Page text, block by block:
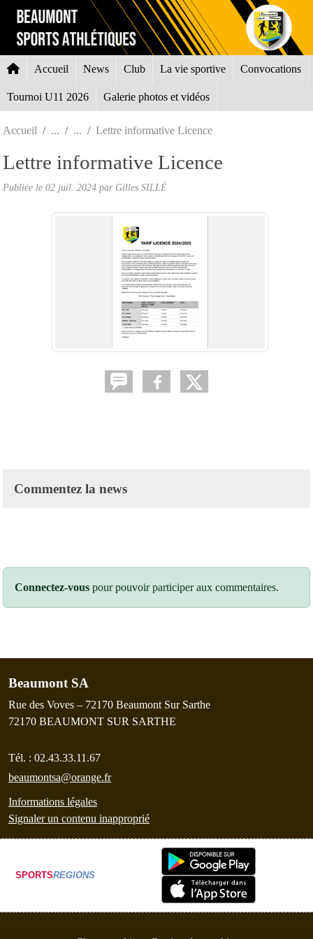
Accueil News Club La vie sportive Convocations
Tournoi U11 2026 Galerie photos et vidéos
Accueil Lettre informative Licence
Lettre informative Licence
Publiée le 02 juil. 2024 par Gilles SILLÉ
Commentez la news
Connectez-vous pour pouvoir participer aux commentaires.
Beaumont SA
Rue des Voves – 72170 Beaumont Sur Sarthe
72170 BEAUMONT SUR SARTHE
Tél. : 02.43.33.11.67
beaumontsa@orange.fr
Informations légales
Signaler un contenu inapproprié
SPORTSREGIONS
Panneau de gestion des cookies